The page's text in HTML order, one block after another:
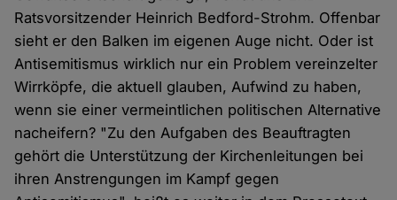
Ratsvorsitzender Heinrich Bedford-Strohm. Offenbar
sieht er den Balken im eigenen Auge nicht. Oder ist
Antisemitismus wirklich nur ein Problem vereinzelter
Wirrköpfe, die aktuell glauben, Aufwind zu haben,
wenn sie einer vermeintlichen politischen Alternative
nacheifern? "Zu den Aufgaben des Beauftragten
gehört die Unterstützung der Kirchenleitungen bei
ihren Anstrengungen im Kampf gegen